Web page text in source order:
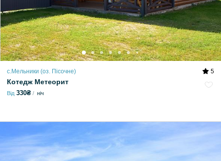
с.Мельники (оз. Пісочне) 5
Котедж Метеорит
Від 330₴ ніч